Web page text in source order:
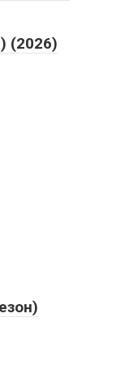
(2026)